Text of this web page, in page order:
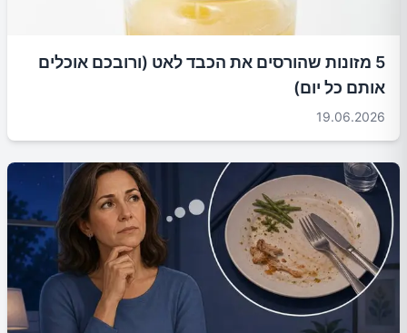
5 מזונות שהורסים את הכבד לאט (ורובכם אוכלים
אותם כל יום)
19.06.2026